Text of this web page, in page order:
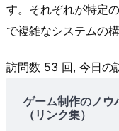
す。それぞれが特定
で複雑なシステムの
訪問数 53 回, 今日の
ゲーム制作のノウ
（リンク集）